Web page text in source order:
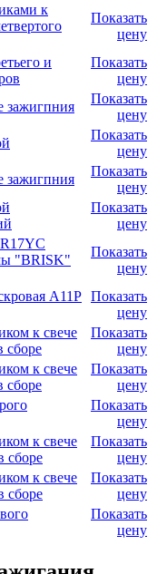
к
Показать
цену
и
Показать
цену
зажигпния
Показать
цену
Показать
цену
зажигпния
Показать
цену
Показать
цену
"BRISK"
Показать
цену
А11Р Показать
цену
к свече
сборе
Показать
цену
к свече
сборе
Показать
цену
Показать
цену
к свече
сборе
Показать
цену
к свече
сборе
Показать
цену
Показать
цену